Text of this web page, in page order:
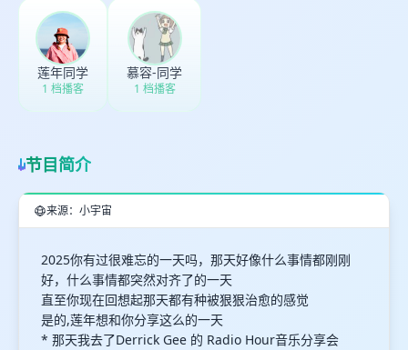
莲年同学
1 档播客
慕容-同学
1 档播客
节目简介
来源：小宇宙
2025你有过很难忘的一天吗，那天好像什么事情都刚刚
好，什么事情都突然对齐了的一天
直至你现在回想起那天都有种被狠狠治愈的感觉
是的,莲年想和你分享这么的一天
* 那天我去了Derrick Gee 的 Radio Hour音乐分享会